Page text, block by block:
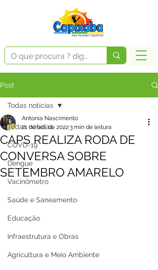
Post
Todas notícias
COVD-19
Dengue
Vacinômetro
Saúde e Saneamento
Educação
Infraestrutura e Obras
Agricultura e Meio Ambiente
Todas notícias
CAPS REALIZA RODA DE
CONVERSA SOBRE
SETEMBRO AMARELO
Antonia Nascimento
21 de set. de 20223 min de leitura